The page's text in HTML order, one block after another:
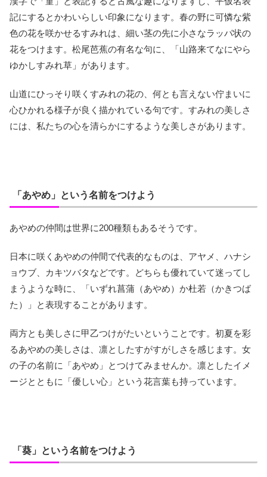
記にするとかわいらしい印象になります。春の野に可憐な紫
色の花を咲かせるすみれは、細い茎の先に小さなラッパ状の
花をつけます。松尾芭蕉の有名な句に、「山路来てなにやら
ゆかしすみれ草」があります。
山道にひっそり咲くすみれの花の、何とも言えない佇まいに
心ひかれる様子が良く描かれている句です。すみれの美しさ
には、私たちの心を清らかにするような美しさがあります。
「あやめ」という名前をつけよう
あやめの仲間は世界に200種類もあるそうです。
日本に咲くあやめの仲間で代表的なものは、アヤメ、ハナシ
ョウブ、カキツバタなどです。どちらも優れていて迷ってし
まうような時に、「いずれ菖蒲（あやめ）か杜若（かきつば
た）」と表現することがあります。
両方とも美しさに甲乙つけがたいということです。初夏を彩
るあやめの美しさは、凛としたすがすがしさを感じます。女
の子の名前に「あやめ」とつけてみませんか。凛としたイメ
ージとともに「優しい心」という花言葉も持っています。
「葵」という名前をつけよう